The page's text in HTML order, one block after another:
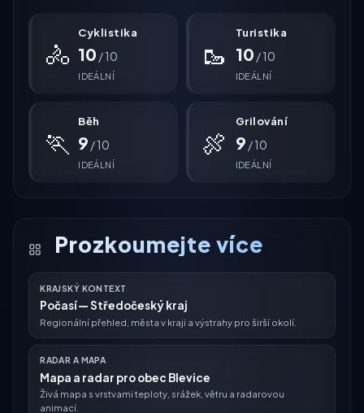
🚴
Cyklistika
10 / 10
IDEÁLNÍ
🥾
Turistika
10 / 10
IDEÁLNÍ
🏃
Běh
9 / 10
IDEÁLNÍ
🍖
Grilování
9 / 10
IDEÁLNÍ
Prozkoumejte více
KRAJSKÝ KONTEXT
Počasí — Středočeský kraj
Regionální přehled, města v kraji a výstrahy pro širší okolí.
RADAR A MAPA
Mapa a radar pro obec Blevice
Živá mapa s vrstvami teploty, srážek, větru a radarovou
animací.